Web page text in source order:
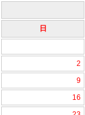
日
2
9
16